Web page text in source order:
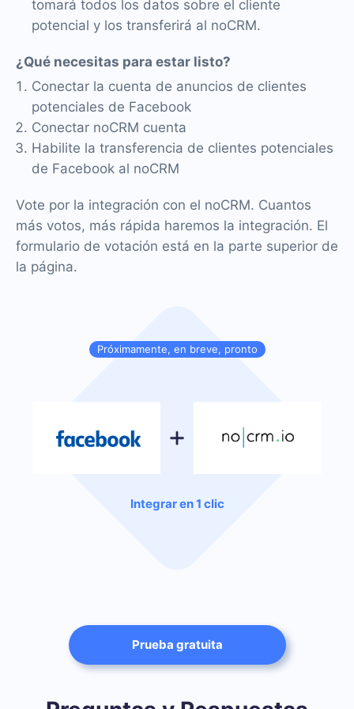
Próximamente, en breve, pronto
Integrar en 1 clic
tomará todos los datos sobre el cliente
potencial y los transferirá al noCRM.
¿Qué necesitas para estar listo?
Conectar la cuenta de anuncios de clientes
potenciales de Facebook
Conectar noCRM cuenta
Habilite la transferencia de clientes potenciales
de Facebook al noCRM
Vote por la integración con el noCRM. Cuantos
más votos, más rápida haremos la integración. El
formulario de votación está en la parte superior de
la página.
Prueba gratuita